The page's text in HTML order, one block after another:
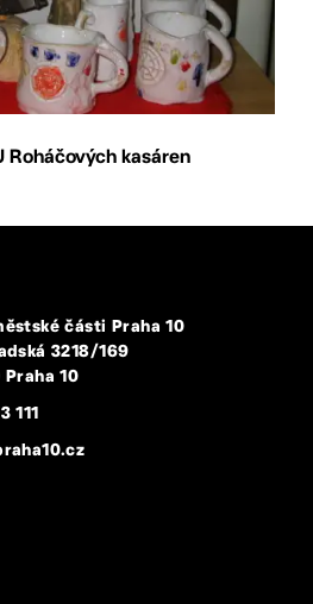
Roháčových kasáren
části Praha 10
3218/169
Praha 10
111